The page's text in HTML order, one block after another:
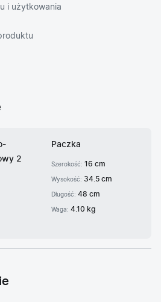
i użytkowania
2
Paczka
Szerokość:16 cm
Wysokość: 34.5 cm
Długość:48 cm
Waga:4.10 kg